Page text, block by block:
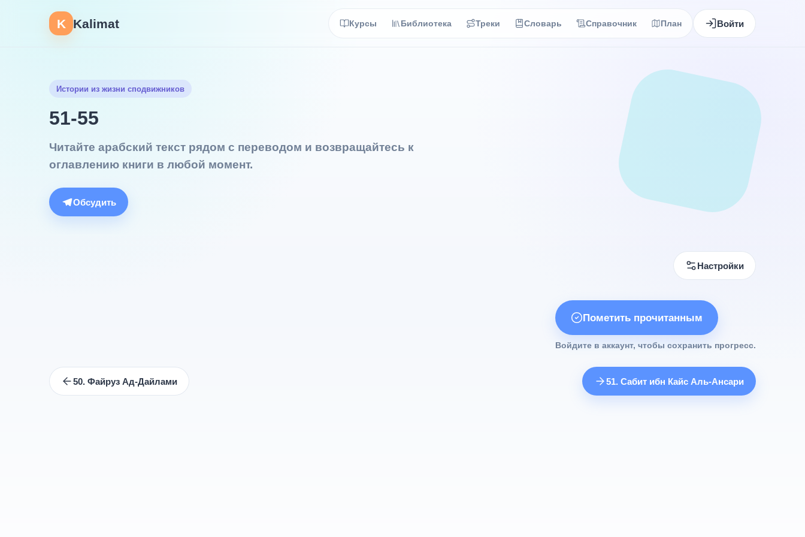
K Kalimat Курсы Библиотека Треки Словарь Справочник План Войти
Истории из жизни сподвижников
51-55
Читайте арабский текст рядом с переводом и возвращайтесь к
оглавлению книги в любой момент.
Обсудить
Настройки
Пометить прочитанным
Войдите в аккаунт, чтобы сохранить прогресс.
50. Файруз Ад-Дайлами 51. Сабит ибн Кайс Аль-Ансари